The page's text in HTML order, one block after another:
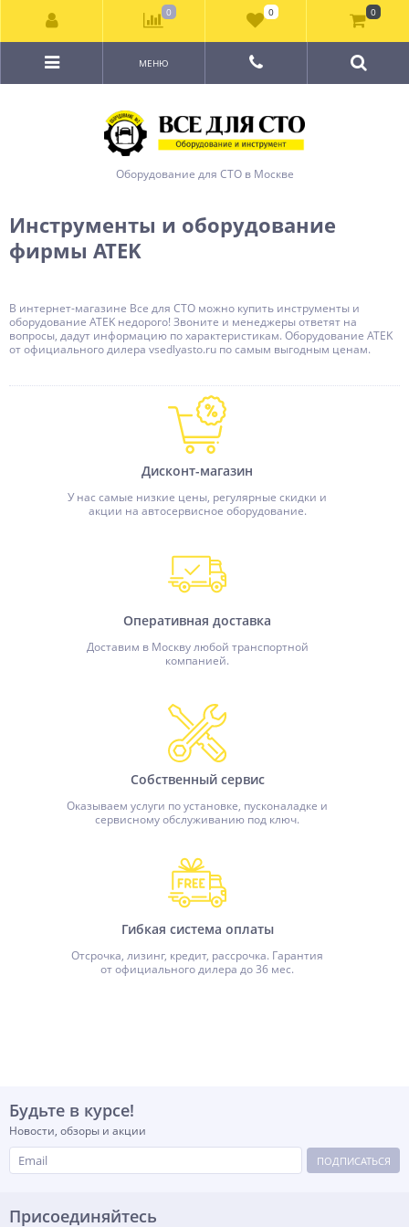
Оборудование для СТО в Москве
МЕНЮ
Инструменты и оборудование
фирмы ATEK
В интернет-магазине Все для СТО можно купить инструменты и
оборудование ATEK недорого! Звоните и менеджеры ответят на
вопросы, дадут информацию по характеристикам. Оборудование ATEK
от официального дилера vsedlyasto.ru по самым выгодным ценам.
Дисконт-магазин
У нас самые низкие цены, регулярные скидки и
акции на автосервисное оборудование.
Оперативная доставка
Доставим в Москву любой транспортной
компанией.
Собственный сервис
Оказываем услуги по установке, пусконаладке и
сервисному обслуживанию под ключ.
Гибкая система оплаты
Отсрочка, лизинг, кредит, рассрочка. Гарантия
от официального дилера до 36 мес.
Будьте в курсе!
Новости, обзоры и акции
ПОДПИСАТЬСЯ
Присоединяйтесь
0 0 0